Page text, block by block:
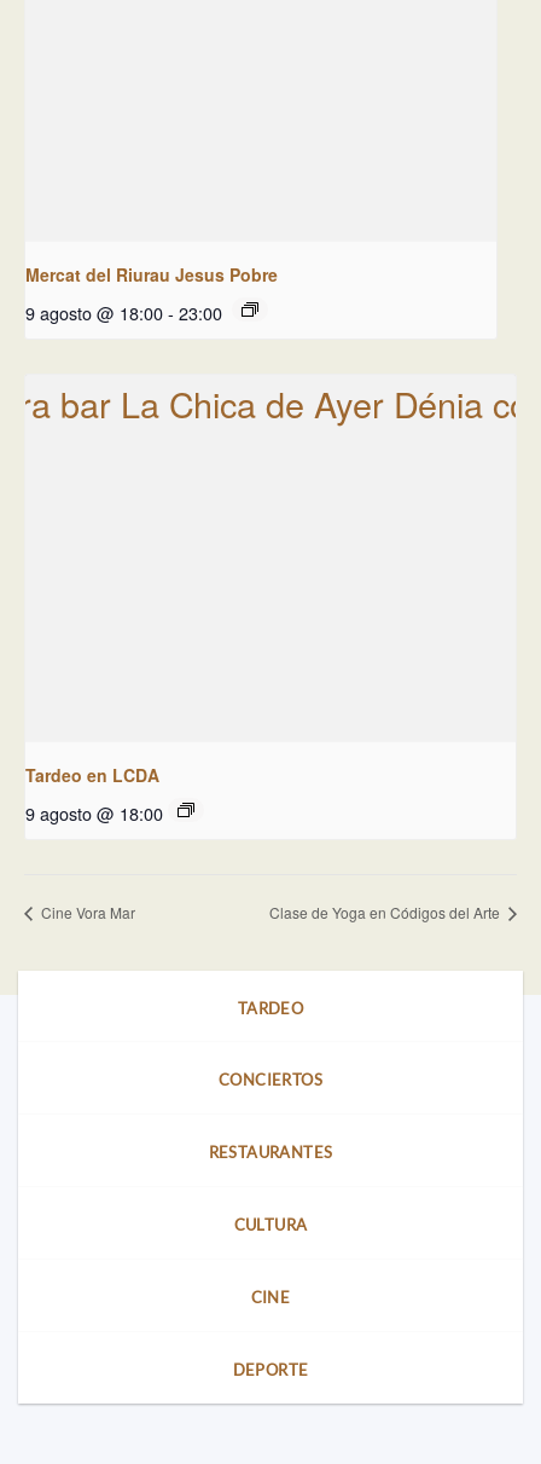
Mercat del Riurau Jesus Pobre
9 agosto @ 18:00- 23:00
Tardeo en LCDA
9 agosto @ 18:00
Cine Vora Mar Clase de Yoga en Códigos del Arte
TARDEO
CONCIERTOS
RESTAURANTES
CULTURA
CINE
DEPORTE